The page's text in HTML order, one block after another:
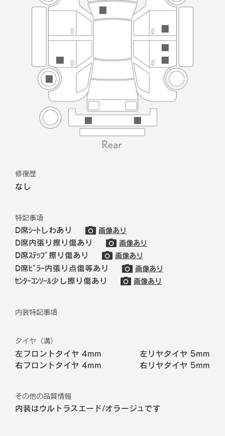
修復歴
なし
特記事項
D席ｼｰﾄしわあり 画像あり
D席内張り擦り傷あり 画像あり
D席ｽﾃｯﾌﾟ擦り傷あり 画像あり
D席ﾋﾟﾗｰ内張り点傷等あり 画像あり
ｾﾝﾀｰｺﾝｿｰﾙ少し擦り傷あり 画像あり
内装特記事項
タイヤ（溝）
左フロントタイヤ 4mm 左リヤタイヤ 5mm
右フロントタイヤ 4mm 右リヤタイヤ 5mm
その他の品質情報
内装はウルトラスエード/オラージュです